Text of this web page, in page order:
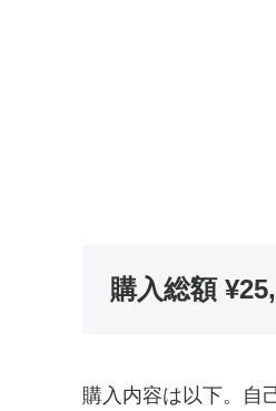
購入総額
購入内容は以下。自